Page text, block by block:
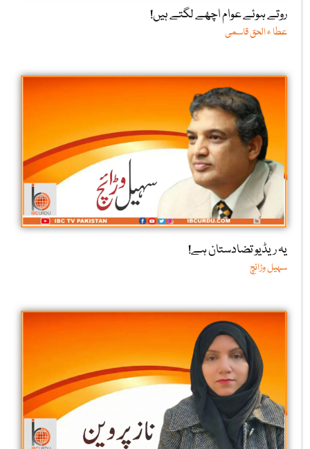
روتے ہوئے عوام اچھے لگتے ہیں!
عطا ء الحق قاسمی
یہ ریڈیو تضادستان ہے!
سہیل وڑائچ